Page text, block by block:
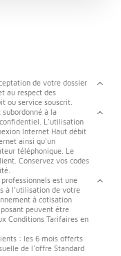
de votre dossier
au respect des
ou service souscrit.
subordonné à la
L'utilisation
Internet Haut débit
ainsi qu'un
téléphonique. Le
Conservez vos codes
est une
à l’utilisation de votre
à cotisation
peuvent être
Conditions Tarifaires en
: les 6 mois offerts
de l'offre Standard